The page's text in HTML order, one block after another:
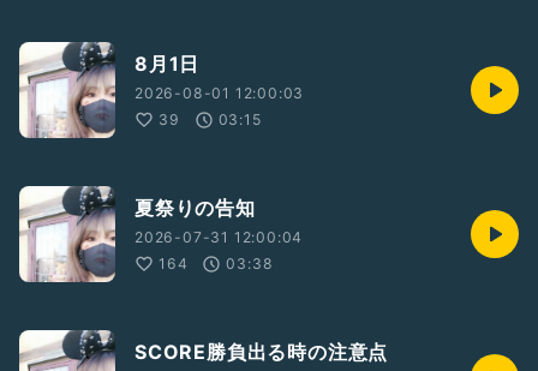
8月1日
2026-08-01 12:00:03
39
03:15
夏祭りの告知
2026-07-31 12:00:04
164
03:38
SCORE勝負出る時の注意点